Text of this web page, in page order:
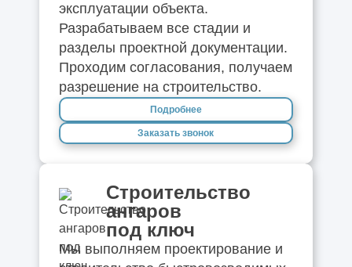
эксплуатации объекта.
Разрабатываем все стадии и
разделы проектной документации.
Проходим согласования, получаем
разрешение на строительство.
Подробнее
Заказать звонок
Строительство
ангаров
под ключ
Мы выполняем проектирование и